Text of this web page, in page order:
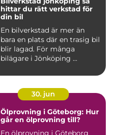
hittar du rätt verkstad för
din bil
En bilverkstad är mer än
bara en plats där en trasig bil
blir lagad. För många
bilägare i Jönköping ...
30. jun
Ölprovning i Göteborg: Hur
går en ölprovning till?
En ölprovning i Göteborg